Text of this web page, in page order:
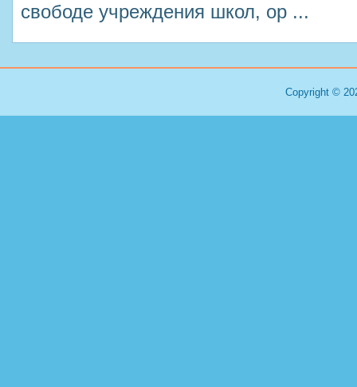
свободе учреждения школ, ор ...
Copyright ©